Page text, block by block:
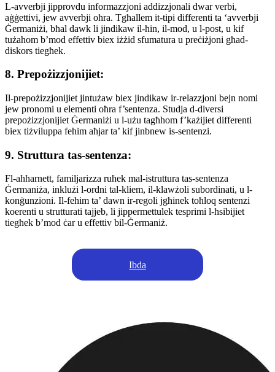
L-avverbji jipprovdu informazzjoni addizzjonali dwar verbi,
aġġettivi, jew avverbji oħra. Tgħallem it-tipi differenti ta ‘avverbji
Ġermaniżi, bħal dawk li jindikaw il-ħin, il-mod, u l-post, u kif
tużahom b’mod effettiv biex iżżid sfumatura u preċiżjoni għad-
diskors tiegħek.
8. Prepożizzjonijiet:
Il-prepożizzjonijiet jintużaw biex jindikaw ir-relazzjoni bejn nomi
jew pronomi u elementi oħra f’sentenza. Studja d-diversi
prepożizzjonijiet Ġermaniżi u l-użu tagħhom f’każijiet differenti
biex tiżviluppa fehim aħjar ta’ kif jinbnew is-sentenzi.
9. Struttura tas-sentenza:
Fl-aħħarnett, familjarizza ruħek mal-istruttura tas-sentenza
Ġermaniża, inklużi l-ordni tal-kliem, il-klawżoli subordinati, u l-
konġunzioni. Il-fehim ta’ dawn ir-regoli jgħinek toħloq sentenzi
koerenti u strutturati tajjeb, li jippermettulek tesprimi l-ħsibijiet
tiegħek b’mod ċar u effettiv bil-Ġermaniż.
Ibda